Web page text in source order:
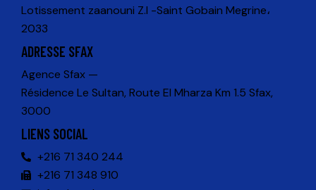
Lotissement zaanouni Z.I -Saint Gobain Megrine،
2033
ADRESSE SFAX
Agence Sfax —
Résidence Le Sultan, Route El Mharza Km 1.5 Sfax,
3000
LIENS SOCIAL
+216 71 340 244
+216 71 348 910